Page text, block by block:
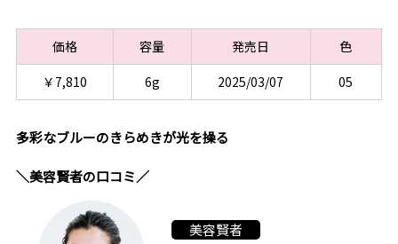
価格 容量 発売日
色
￥7,810
6g 2025/03/07 05
多彩なブルーのきらめきが光を操る
＼美容賢者の口コミ／
美容賢者